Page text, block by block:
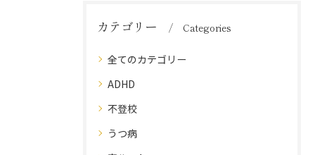
カテゴリー Categories
全てのカテゴリー
ADHD
不登校
うつ病